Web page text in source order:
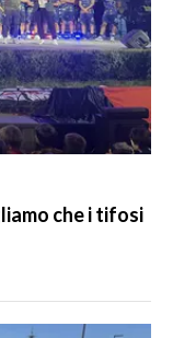
che i tifosi